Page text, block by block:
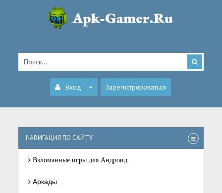
Вход Зарегистрироваться
НАВИГАЦИЯ ПО САЙТУ
Взломанные игры для Андроид
Аркады